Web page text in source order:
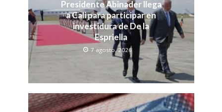
Presidente Abinader llega
a Cali para participar en
investidura de De la
Espriella
7 agosto, 2026